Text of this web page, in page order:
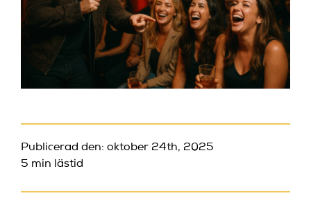
Publicerad den: oktober 24th, 2025
5 min lästid